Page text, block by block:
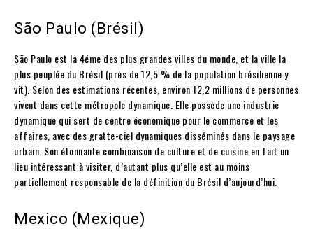
São Paulo (Brésil)
São Paulo est la 4éme des plus grandes villes du monde, et la ville la
plus peuplée du Brésil (près de 12,5 % de la population brésilienne y
vit). Selon des estimations récentes, environ 12,2 millions de personnes
vivent dans cette métropole dynamique. Elle possède une industrie
dynamique qui sert de centre économique pour le commerce et les
affaires, avec des gratte-ciel dynamiques disséminés dans le paysage
urbain. Son étonnante combinaison de culture et de cuisine en fait un
lieu intéressant à visiter, d’autant plus qu’elle est au moins
partiellement responsable de la définition du Brésil d’aujourd’hui.
Mexico (Mexique)